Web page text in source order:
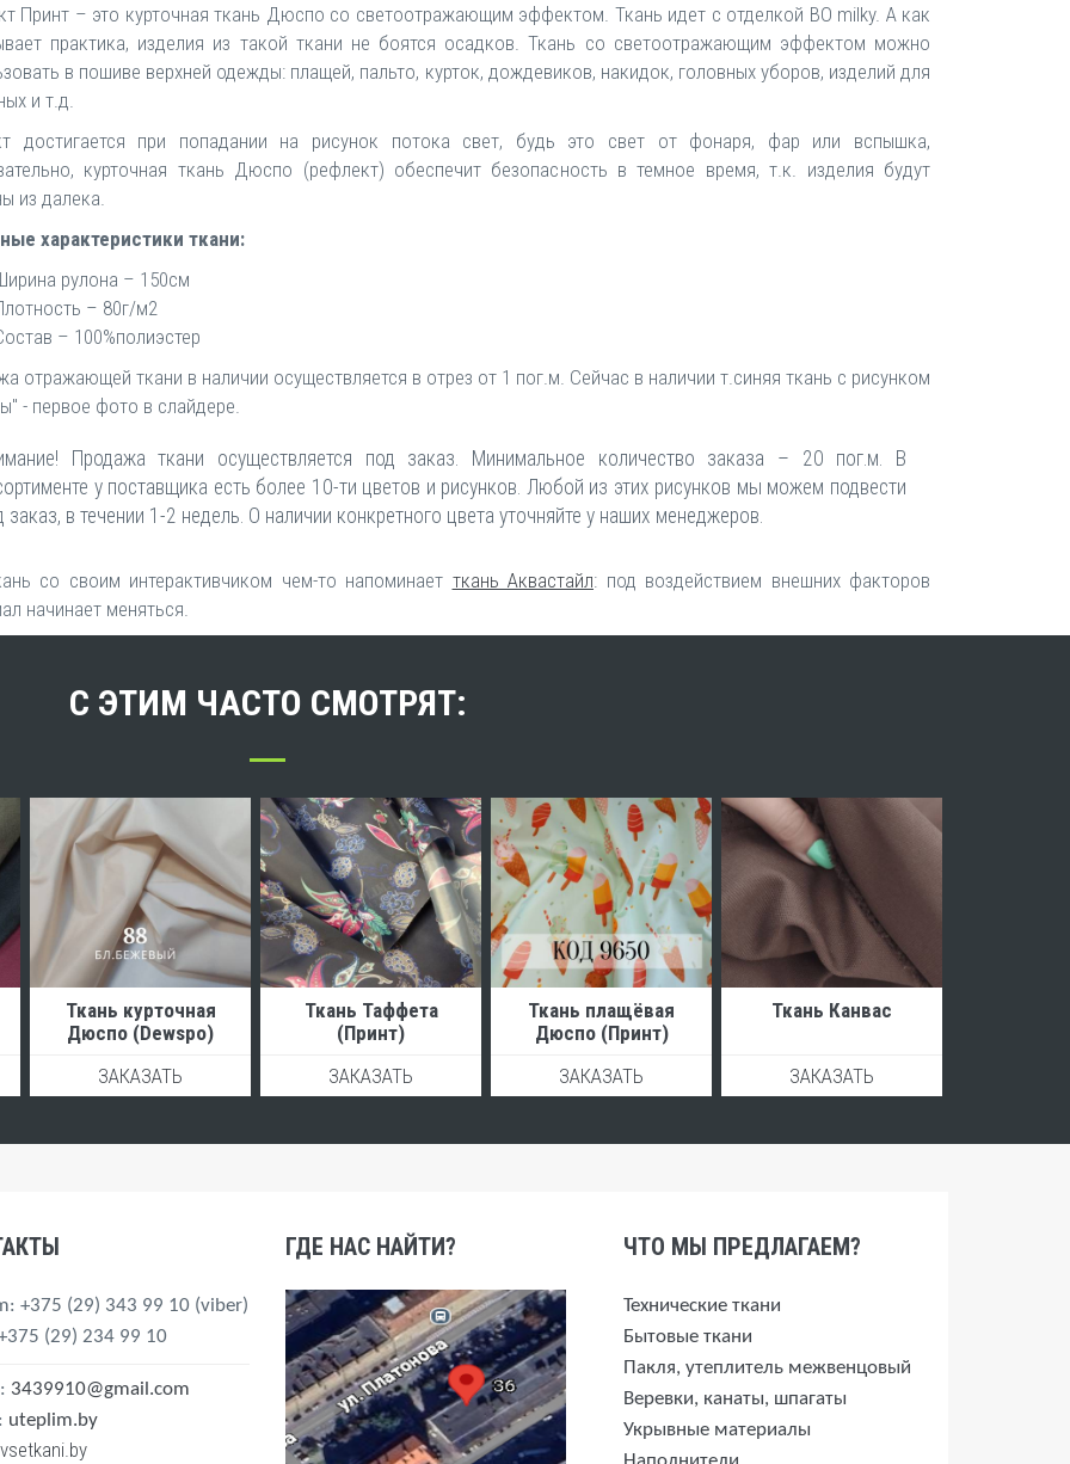
Принт – это курточная ткань Дюспо со светоотражающим эффектом. Ткань идет с отделкой ВО milky. А как
практика, изделия из такой ткани не боятся осадков. Ткань со светоотражающим эффектом можно
в пошиве верхней одежды: плащей, пальто, курток, дождевиков, накидок, головных уборов, изделий для
и т.д.
достигается при попадании на рисунок потока свет, будь это свет от фонаря, фар или вспышка,
курточная ткань Дюспо (рефлект) обеспечит безопасность в темное время, т.к. изделия будут
из далека.
характеристики ткани:
рулона – 150см
– 80г/м2
– 100%полиэстер
отражающей ткани в наличии осуществляется в отрез от 1 пог.м. Сейчас в наличии т.синяя ткань с рисунком
- первое фото в слайдере.
Продажа ткани осуществляется под заказ. Минимальное количество заказа – 20 пог.м. В
у поставщика есть более 10-ти цветов и рисунков. Любой из этих рисунков мы можем подвести
заказ, в течении 1-2 недель. О наличии конкретного цвета уточняйте у наших менеджеров.
со своим интерактивчиком чем-то напоминает ткань Аквастайл: под воздействием внешних факторов
начинает меняться.
С ЭТИМ ЧАСТО СМОТРЯТ:
Ткань курточная
Дюспо (Dewspo)
ЗАКАЗАТЬ
Ткань Таффета
(Принт)
ЗАКАЗАТЬ
Ткань плащёвая
Дюспо (Принт)
ЗАКАЗАТЬ
Ткань Канвас
ЗАКАЗАТЬ
: +375 (29) 343 99 10 (viber)
(29) 234 99 10
3439910@gmail.com
uteplim.by
vsetkani.by
ГДЕ НАС НАЙТИ? ЧТО МЫ ПРЕДЛАГАЕМ?
Технические ткани
Бытовые ткани
Пакля, утеплитель межвенцовый
Веревки, канаты, шпагаты
Укрывные материалы